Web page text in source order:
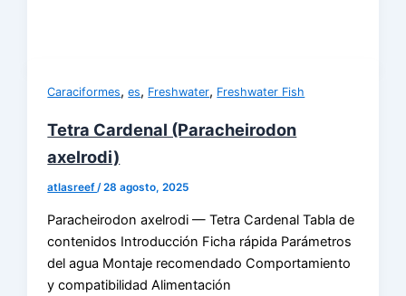
Caraciformes,es, Freshwater, Freshwater Fish
Tetra Cardenal (Paracheirodon
axelrodi)
atlasreef/28 agosto, 2025
Paracheirodon axelrodi — Tetra Cardenal Tabla de
contenidos Introducción Ficha rápida Parámetros
del agua Montaje recomendado Comportamiento
y compatibilidad Alimentación